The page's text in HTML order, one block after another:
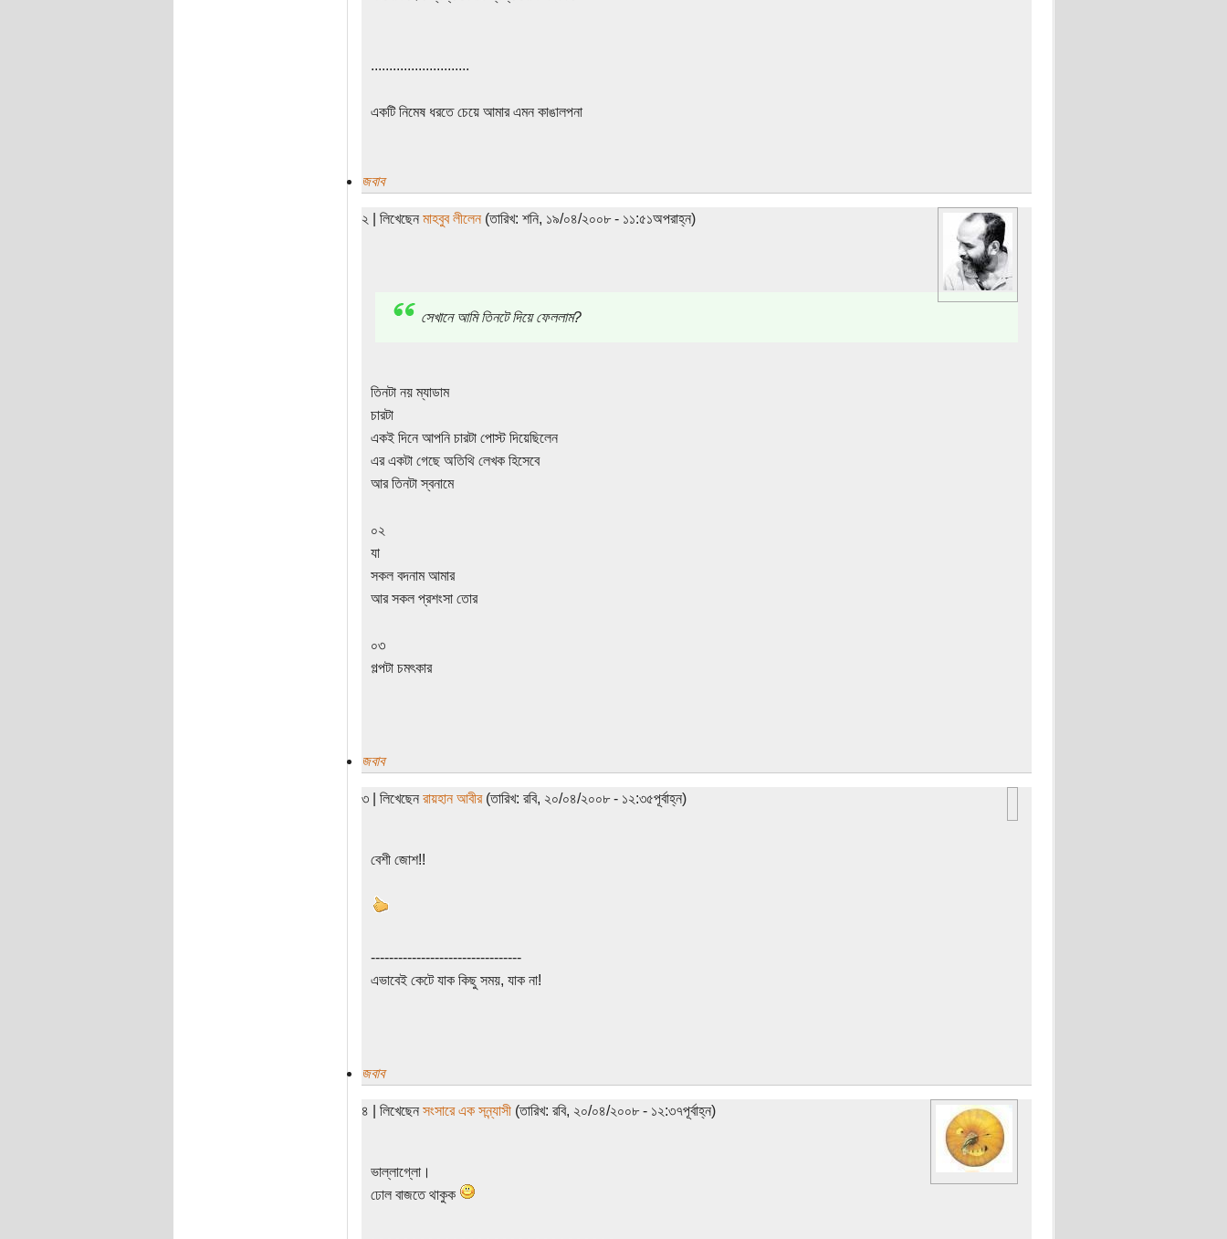
...........................
একটি নিমেষ ধরতে চেয়ে আমার এমন কাঙালপনা
জবাব
২ | লিখেছেন মাহবুব লীলেন(তারিখ: শনি, ১৯/০৪/২০০৮ - ১১:৫১অপরাহ্ন)
সেখানে আমি তিনটে দিয়ে ফেললাম?
তিনটা নয় ম্যাডাম
চারটা
একই দিনে আপনি চারটা পোস্ট দিয়েছিলেন
এর একটা গেছে অতিথি লেখক হিসেবে
আর তিনটা স্বনামে
০২
যা
সকল বদনাম আমার
আর সকল প্রশংসা তোর
০৩
গল্পটা চমৎকার
জবাব
৩ | লিখেছেন রায়হান আবীর(তারিখ: রবি, ২০/০৪/২০০৮ - ১২:৩৫পূর্বাহ্ন)
বেশী জোশ!!
---------------------------------
এভাবেই কেটে যাক কিছু সময়, যাক না!
জবাব
৪ | লিখেছেন সংসারে এক সন্ন্যাসী(তারিখ: রবি, ২০/০৪/২০০৮ - ১২:৩৭পূর্বাহ্ন)
‍‍‍‍‍‍‍‍‍‍‍‍‍‍‍‍‍‍‍ভাল্লাগ্লো।
ঢোল বাজতে থাকুক